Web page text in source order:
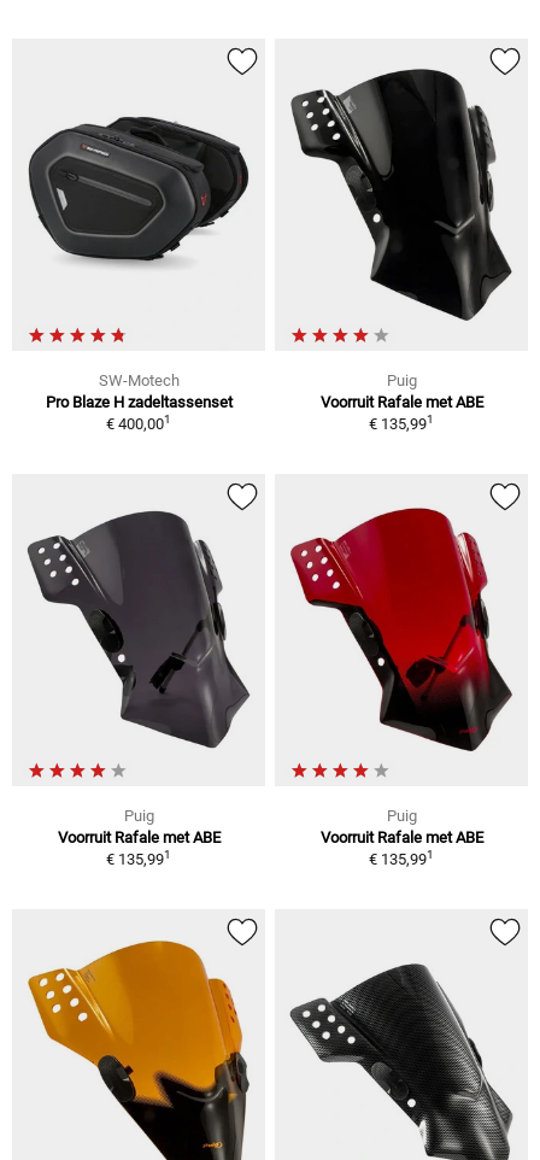
SW-Motech
Pro Blaze H zadeltassenset
€ 400,001
Puig
Voorruit Rafale met ABE
€ 135,991
Puig
Voorruit Rafale met ABE
€ 135,991
Puig
Voorruit Rafale met ABE
€ 135,991